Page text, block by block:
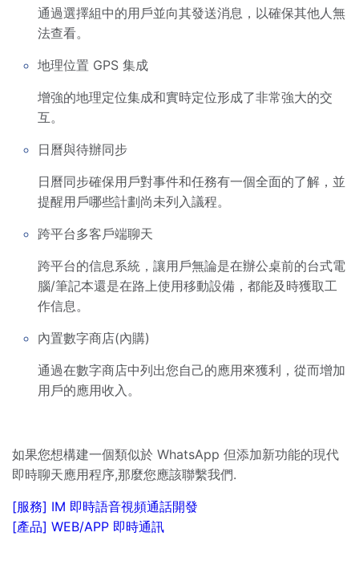
通過選擇組中的用戶並向其發送消息，以確保其他人無
法查看。
地理位置 GPS 集成
增強的地理定位集成和實時定位形成了非常強大的交
互。
日曆與待辦同步
日曆同步確保用戶對事件和任務有一個全面的了解，並
提醒用戶哪些計劃尚未列入議程。
跨平台多客戶端聊天
跨平台的信息系統，讓用戶無論是在辦公桌前的台式電
腦/筆記本還是在路上使用移動設備，都能及時獲取工
作信息。
內置數字商店(內購)
通過在數字商店中列出您自己的應用來獲利，從而增加
用戶的應用收入。
如果您想構建一個類似於 WhatsApp 但添加新功能的現代
即時聊天應用程序,那麼您應該聯繫我們.
[服務] IM 即時語音視頻通話開發
[產品] WEB/APP 即時通訊